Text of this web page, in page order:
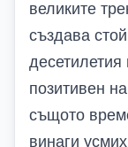
великите
създава
позитивен
същото
винаги